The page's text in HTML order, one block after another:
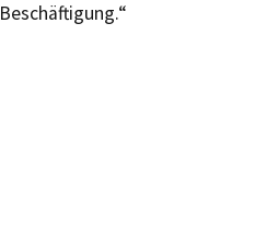
Beschäftigung.“